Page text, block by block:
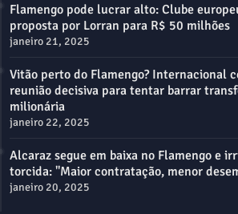
Flamengo pode lucrar alto: Clube
proposta por Lorran para R$ 50 milhões
janeiro 21, 2025
Vitão perto do Flamengo? Internacional
reunião decisiva para tentar barrar
milionária
janeiro 22, 2025
Alcaraz segue em baixa no Flamengo e
torcida: "Maior contratação, menor
janeiro 20, 2025